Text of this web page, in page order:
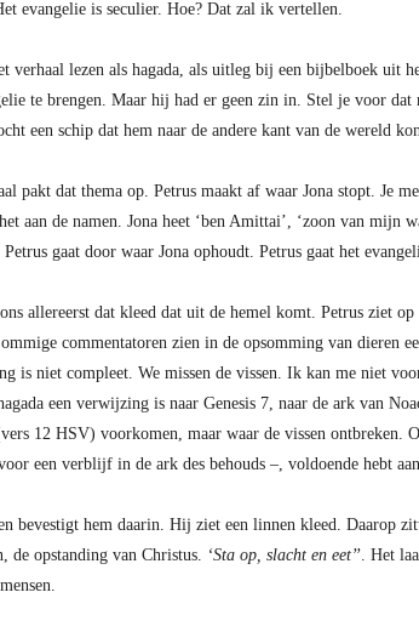
evangelie is seculier. Hoe? Dat zal ik vertellen.
verhaal lezen als hagada, als uitleg bij een bijbelboek uit
te brengen. Maar hij had er geen zin in. Stel je voor
een schip dat hem naar de andere kant van de wereld
pakt dat thema op. Petrus maakt af waar Jona stopt. Je
aan de namen. Jona heet ‘ben Amittai’, ‘zoon van
Petrus gaat door waar Jona ophoudt. Petrus gaat het
allereerst dat kleed dat uit de hemel komt. Petrus ziet
commentatoren zien in de opsomming van dieren
is niet compleet. We missen de vissen. Ik kan me niet
een verwijzing is naar Genesis 7, naar de ark van
12 HSV) voorkomen, maar waar de vissen
een verblijf in de ark des behouds –, voldoende hebt
bevestigt hem daarin. Hij ziet een linnen kleed. Daarop
de opstanding van Christus. ‘Sta op, slacht en eet’’. Het